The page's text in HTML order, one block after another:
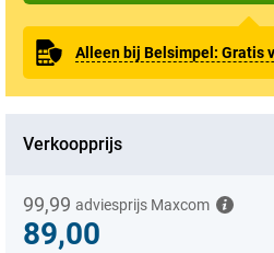
Alleen bij Belsimpel: Gratis
Verkoopprijs
99,99 adviesprijs Maxcom
89,00